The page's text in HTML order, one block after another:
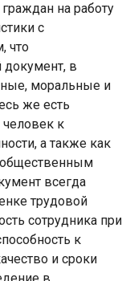
на работу
с
что
документ, в
моральные и
же есть
к
а также как
общественным
всегда
трудовой
сотрудника при
к
и сроки